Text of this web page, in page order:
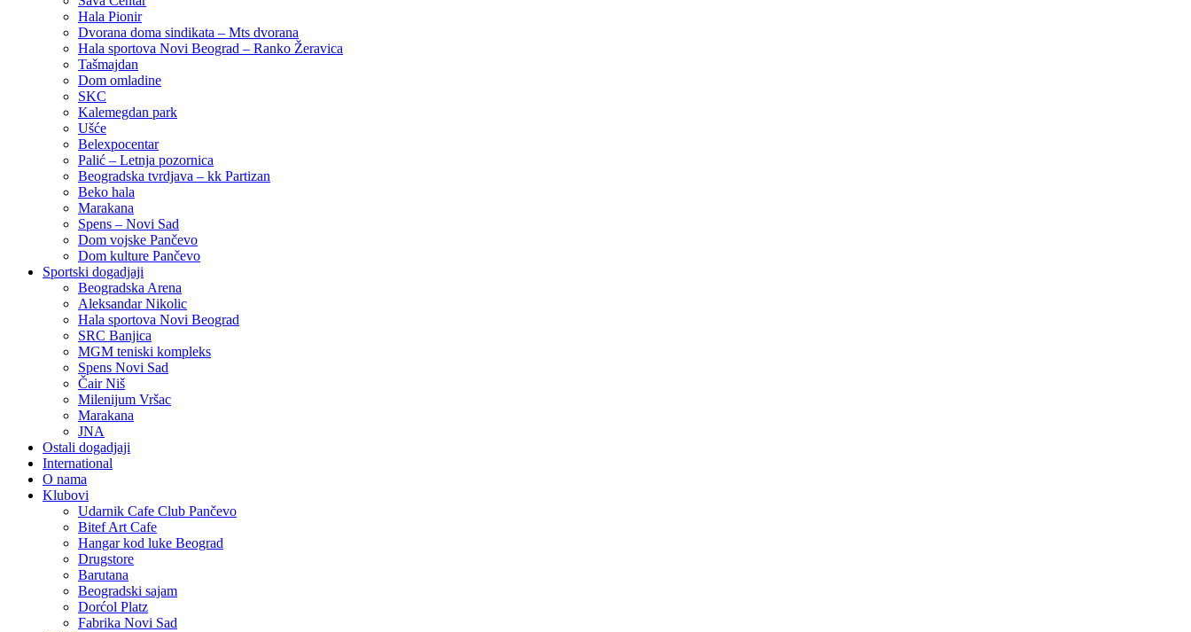
Hala Pionir
Dvorana doma sindikata – Mts dvorana
Hala sportova Novi Beograd – Ranko Žeravica
Tašmajdan
Dom omladine
SKC
Kalemegdan park
Ušće
Belexpocentar
Palić – Letnja pozornica
Beogradska tvrdjava – kk Partizan
Beko hala
Marakana
Spens – Novi Sad
Dom vojske Pančevo
Dom kulture Pančevo
Sportski dogadjaji
Beogradska Arena
Aleksandar Nikolic
Hala sportova Novi Beograd
SRC Banjica
MGM teniski kompleks
Spens Novi Sad
Čair Niš
Milenijum Vršac
Marakana
JNA
Ostali dogadjaji
International
O nama
Klubovi
Udarnik Cafe Club Pančevo
Bitef Art Cafe
Hangar kod luke Beograd
Drugstore
Barutana
Beogradski sajam
Dorćol Platz
Fabrika Novi Sad